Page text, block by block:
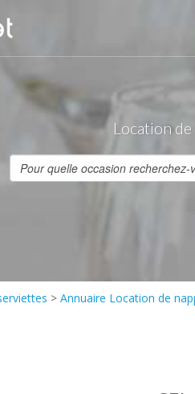
Location
> Annuaire Location de